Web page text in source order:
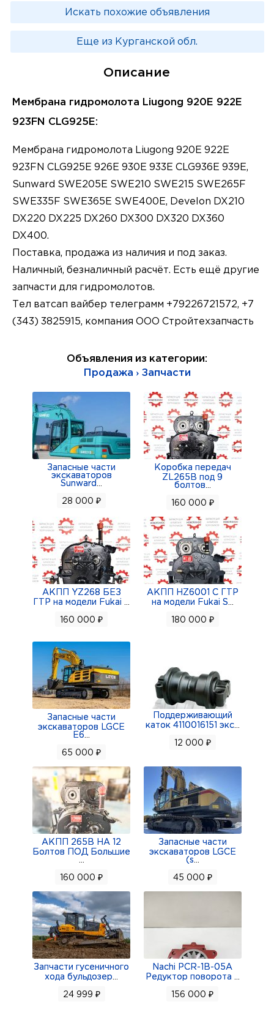
Искать похожие объявления
Еще из Курганской обл.
Описание
Мембрана гидромолота Liugong 920E 922E
923FN CLG925E:
Мембрана гидромолота Liugong 920E 922E
923FN CLG925E 926E 930E 933E CLG936E 939E,
Sunward SWE205E SWE210 SWE215 SWE265F
SWE335F SWE365E SWE400E, Develon DX210
DX220 DX225 DX260 DX300 DX320 DX360
DX400.
Поставка, продажа из наличия и под заказ.
Наличный, безналичный расчёт. Есть ещё другие
запчасти для гидромолотов.
Тел ватсап вайбер телеграмм +79226721572, +7
(343) 3825915, компания ООО Стройтехзапчасть
Объявления из категории:
Продажа › Запчасти
Запасные части
экскаваторов
Sunward
28 000 ₽
Коробка передач
ZL265B под 9
болтов
160 000 ₽
АКПП YZ268 БЕЗ
ГТР на модели Fukai
160 000 ₽
АКПП HZ6001 С ГТР
на модели Fukai S
180 000 ₽
Запасные части
экскаваторов LGCE
E6
65 000 ₽
Поддерживающий
каток 4110016151 экс...
12 000 ₽
АКПП 265В НА 12
Болтов ПОД Большие
160 000 ₽
Запасные части
экскаваторов LGCE
(s
45 000 ₽
Запчасти гусеничного
хода бульдозер
24 999 ₽
Nachi PCR-1B-05A
Редуктор поворота
156 000 ₽